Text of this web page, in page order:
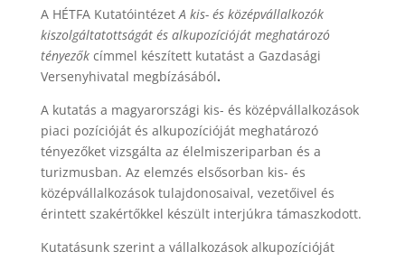
A HÉTFA KutatóintézetA kis- és középvállalkozók
kiszolgáltatottságát és alkupozícióját meghatározó
tényezőkcímmel készített kutatást a Gazdasági
Versenyhivatal megbízásából.
A kutatás a magyarországi kis- és középvállalkozások
piaci pozícióját és alkupozícióját meghatározó
tényezőket vizsgálta az élelmiszeriparban és a
turizmusban. Az elemzés elsősorban kis- és
középvállalkozások tulajdonosaival, vezetőivel és
érintett szakértőkkel készült interjúkra támaszkodott.
Kutatásunk szerint a vállalkozások alkupozícióját